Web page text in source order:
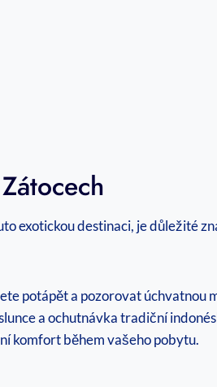
exotickou destinaci, je důležité
potápět a pozorovat úchvatnou
a ochutnávka tradiční
komfort během vašeho pobytu.